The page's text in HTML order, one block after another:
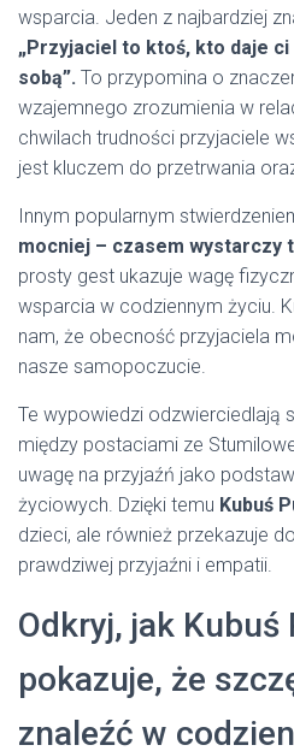
wsparcia. Jeden z najbardziej
„Przyjaciel to ktoś, kto daje ci
sobą”. To przypomina o
wzajemnego zrozumienia w
chwilach trudności przyjaciele
jest kluczem do przetrwania
Innym popularnym
mocniej – czasem wystarczy
prosty gest ukazuje wagę
wsparcia w codziennym życiu.
nam, że obecność przyjaciela
nasze samopoczucie.
Te wypowiedzi odzwierciedlają
między postaciami ze
uwagę na przyjaźń jako
życiowych. Dzięki temu Kubuś
dzieci, ale również przekazuje
prawdziwej przyjaźni i empatii.
Odkryj, jak Kubuś
pokazuje, że
znaleźć w